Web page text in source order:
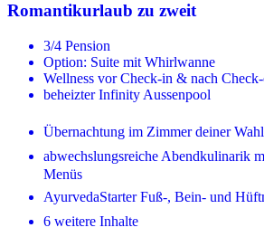
Romantikurlaub zu zweit
3/4 Pension
Option: Suite mit Whirlwanne
Wellness vor Check-in & nach
beheizter Infinity Aussenpool
Übernachtung im Zimmer deiner Wahl
abwechslungsreiche Abendkulinarik
Menüs
AyurvedaStarter Fuß-, Bein- und
6 weitere Inhalte